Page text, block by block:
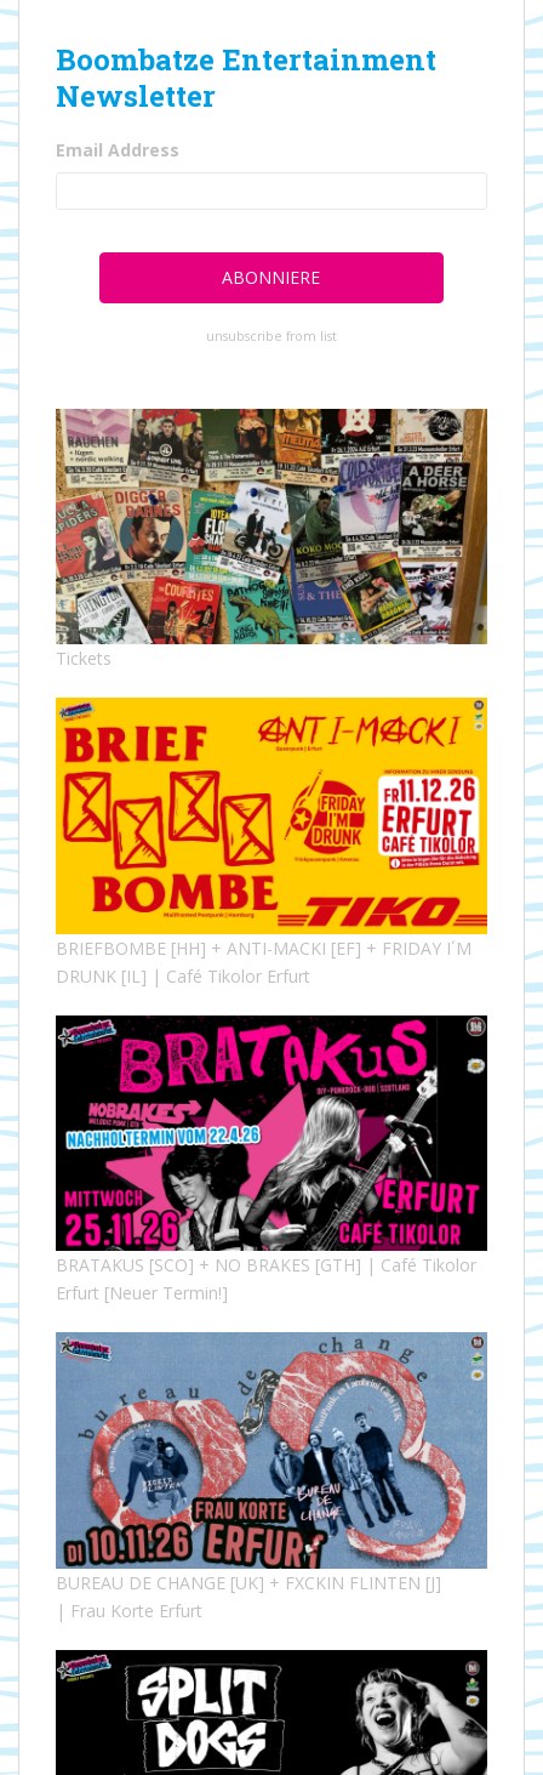
Boombatze Entertainment
Newsletter
Email Address
unsubscribe from list
Tickets
BRIEFBOMBE [HH] + ANTI-MACKI [EF] + FRIDAY I´M
DRUNK [IL] | Café Tikolor Erfurt
BRATAKUS [SCO] + NO BRAKES [GTH] | Café Tikolor
Erfurt [Neuer Termin!]
BUREAU DE CHANGE [UK] + FXCKIN FLINTEN [J]
| Frau Korte Erfurt